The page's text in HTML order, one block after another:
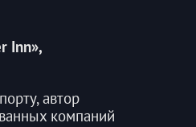
Inn»,
автор
компаний